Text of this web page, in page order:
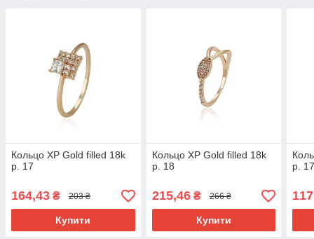
Кольцо ХР Gold filled 18k
р. 17
164,43 ₴ 203 ₴
Купити
Кольцо ХР Gold filled 18k
р. 18
215,46₴ 266 ₴
Купити
р.